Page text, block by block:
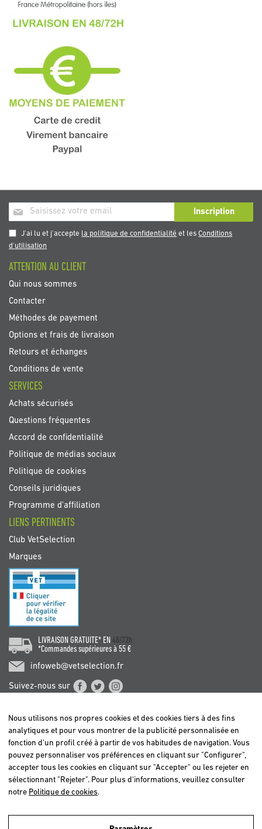
Inscription
à
notre
newsletter
Inscription
J'ai lu et j'accepte la politique de confidentialité et lesConditions
d'utilisation
ATTENTION AU CLIENT
Qui nous sommes
Contacter
Méthodes de payement
Options et frais de livraison
Retours et échanges
Conditions de vente
SERVICES
Achats sécurisés
Questions fréquentes
Accord de confidentialité
Politique de médias sociaux
Politique de cookies
Conseils juridiques
Programme d'affiliation
LIENS PERTINENTS
Club VetSelection
Marques
LIVRAISON GRATUITE* EN 48/72h
*Commandes supérieures à 55 €
infoweb@vetselection.fr
Suivez-nous sur
BELGIË / BELGIQUE
DEUTSCHLAND
ITALIA
Nous utilisons nos propres cookies et des cookies tiers à des fins
analytiques et pour vous montrer de la publicité personnalisée en
fonction d'un profil créé à partir de vos habitudes de navigation. Vous
pouvez personnaliser vos préférences en cliquant sur "Configurer",
accepter tous les cookies en cliquant sur "Accepter" ou les rejeter en
sélectionnant "Rejeter". Pour plus d'informations, veuillez consulter
notre Politique de cookies.